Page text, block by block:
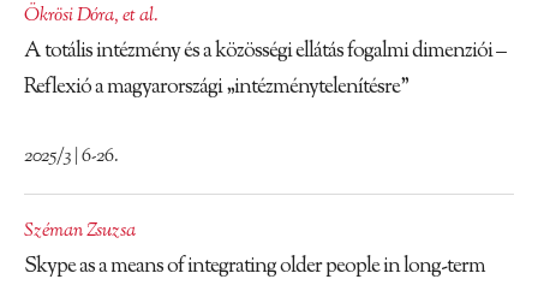
Ökrösi Dóra,et al.
A totális intézmény és a közösségi ellátás fogalmi dimenziói –
Reflexió a magyarországi „intézménytelenítésre”
2025/3 | 6-26.
Széman Zsuzsa
Skype as a means of integrating older people in long-term